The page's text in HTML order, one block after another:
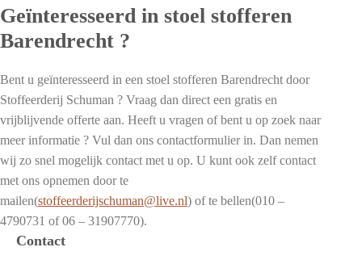
Geïnteresseerd in stoel stofferen
Barendrecht ?
Bent u geïnteresseerd in een stoel stofferen Barendrecht door
Stoffeerderij Schuman ? Vraag dan direct een gratis en
vrijblijvende offerte aan. Heeft u vragen of bent u op zoek naar
meer informatie ? Vul dan ons contactformulier in. Dan nemen
wij zo snel mogelijk contact met u op. U kunt ook zelf contact
met ons opnemen door te
mailen(stoffeerderijschuman@live.nl) of te bellen(010 –
4790731 of 06 – 31907770).
Contact